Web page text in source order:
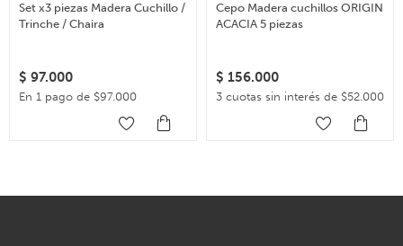
Set x3 piezas Madera Cuchillo /
Trinche / Chaira
$ 97.000
En 1 pago de $97.000
Cepo Madera cuchillos ORIGIN
ACACIA 5 piezas
$ 156.000
3 cuotas sin interés de $52.000